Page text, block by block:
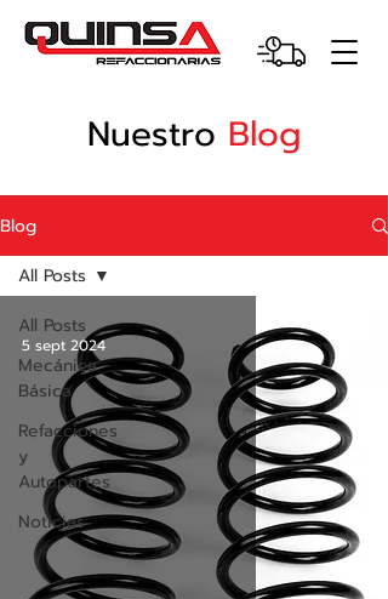
Nuestro Blog
Blog
All Posts
Mecánica
Básica
Refacciones
y
Autopartes
Noticias
All Posts
5 sept 2024